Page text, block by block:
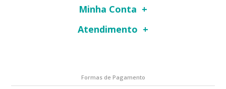
Minha Conta
Atendimento
Formas de Pagamento